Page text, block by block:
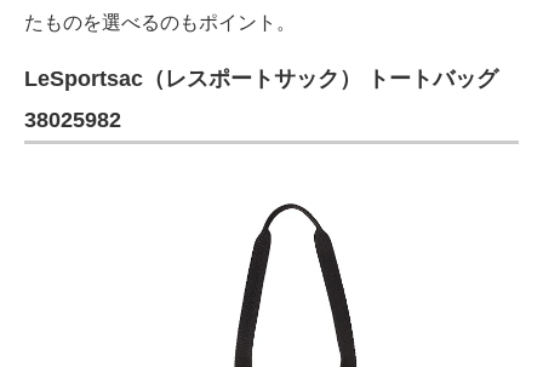
たものを選べるのもポイント。
LeSportsac（レスポートサック） トートバッグ
38025982